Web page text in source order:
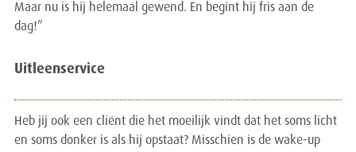
Maar nu is hij helemaal gewend. En begint hij fris aan de
dag!”
Uitleenservice
Heb jij ook een cliënt die het moeilijk vindt dat het soms licht
en soms donker is als hij opstaat? Misschien is de wake-up